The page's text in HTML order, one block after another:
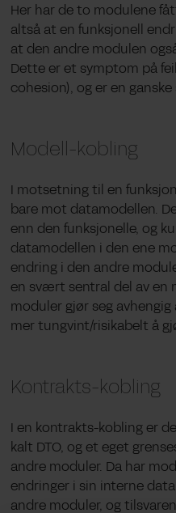
Her har de to modulene
altså at en funksjonell
at den andre modulen
Dette er et symptom på
cohesion), og er en
Modell-kobling
I motsetning til en
bare mot datamodellen.
enn den funksjonelle, og
datamodellen i den ene
endring i den andre
en svært sentral del av en
moduler gjør seg
mer tungvint/risikabelt å
Kontrakts-kobling
I en kontrakts-kobling er
kalt DTO, og et eget
andre moduler. Da har
endringer i sin interne
andre moduler, og